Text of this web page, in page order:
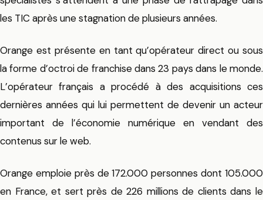
les TIC après une stagnation de plusieurs années.
Orange est présente en tant qu’opérateur direct ou sous
la forme d’octroi de franchise dans 23 pays dans le monde.
L’opérateur français a procédé à des acquisitions ces
dernières années qui lui permettent de devenir un acteur
important de l’économie numérique en vendant des
contenus sur le web.
Orange emploie près de 172.000 personnes dont 105.000
en France, et sert près de 226 millions de clients dans le